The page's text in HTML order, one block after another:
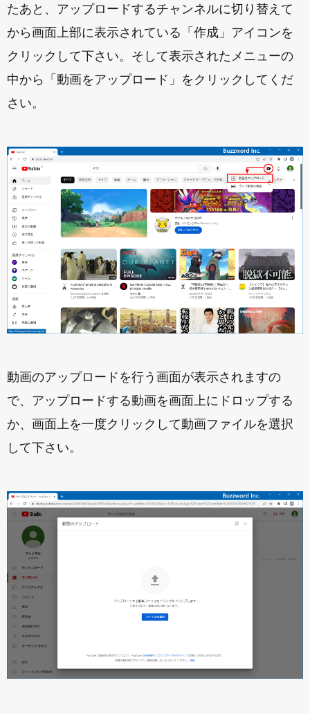
たあと、アップロードするチャンネルに切り替えて
から画面上部に表示されている「作成」アイコンを
クリックして下さい。そして表示されたメニューの
中から「動画をアップロード」をクリックしてくだ
さい。
動画のアップロードを行う画面が表示されますの
で、アップロードする動画を画面上にドロップする
か、画面上を一度クリックして動画ファイルを選択
して下さい。